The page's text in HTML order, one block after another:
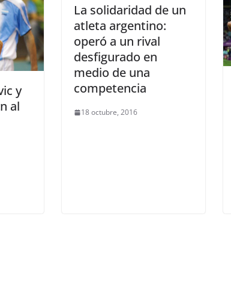
y
al
La solidaridad de un
atleta argentino:
operó a un rival
desfigurado en
medio de una
competencia
18 octubre, 2016